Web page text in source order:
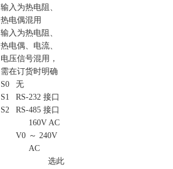
输入为热电阻、
热电偶混用
输入为热电阻、
热电偶、电流、
电压信号混用，
需在订货时明确
S0
无
S1
RS-232 接口
S2
RS-485 接口
V0
160V AC
～ 240V
AC
选此